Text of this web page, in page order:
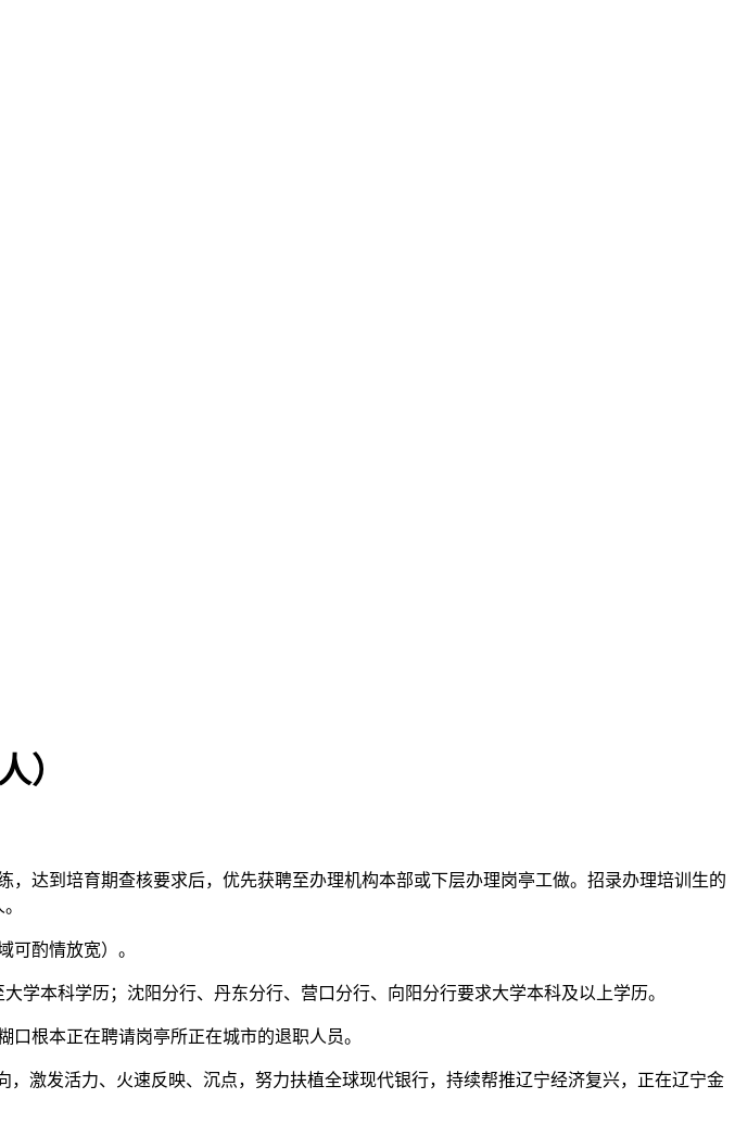
）
到培育期查核要求后，优先获聘至办理机构本部或下层办理岗亭工做。招录办理培训生的
酌情放宽）。
本科学历；沈阳分行、丹东分行、营口分行、向阳分行要求大学本科及以上学历。
根本正在聘请岗亭所正在城市的退职人员。
发活力、火速反映、沉点，努力扶植全球现代银行，持续帮推辽宁经济复兴，正在辽宁金